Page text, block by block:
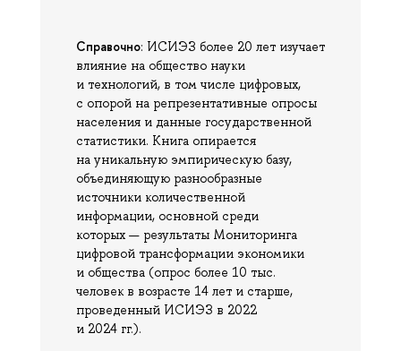
Справочно: ИСИЭЗ более 20 лет изучает
влияние на общество науки
и технологий, в том числе цифровых,
с опорой на репрезентативные опросы
населения и данные государственной
статистики. Книга опирается
на уникальную эмпирическую базу,
объединяющую разнообразные
источники количественной
информации, основной среди
которых — результаты Мониторинга
цифровой трансформации экономики
и общества (опрос более 10 тыс.
человек в возрасте 14 лет и старше,
проведенный ИСИЭЗ в 2022
и 2024 гг.).